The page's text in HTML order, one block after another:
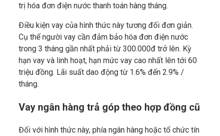
trị hóa đơn điện nước thanh toán hàng tháng.
Điều kiện vay của hình thức này tương đối đơn giản.
Cụ thể người vay cần đảm bảo hóa đơn điện nước
trong 3 tháng gần nhất phải từ 300.000đ trở lên. Kỳ
hạn vay và linh hoạt, hạn mức vay cao nhất lên tới 60
triệu đồng. Lãi suất dao động từ 1.6% đến 2.9% /
tháng.
Vay ngân hàng trả góp theo hợp đồng cũ
Đối với hình thức này, phía ngân hàng hoặc tổ chức tín